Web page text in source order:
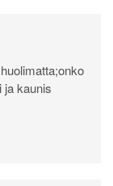
ja kaunis